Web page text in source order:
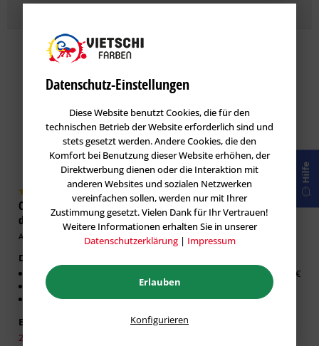
Caparol DecoLasur Matt -
dekorative Lasur-Technik
Artikel-Nr.: CAP-100532
Dekorative Lasur Innen
Matter Effekt
Diffusionsfähig
Für glatte Untergründe
Erhältlich in:
2,50 Liter:
GORI 33 Sensitiv-Lasur
Holzlasur
Artikel-Nr.: GOR-100019
26,63 €
Hilfe
Datenschutz-Einstellungen
Diese Website benutzt Cookies, die für den
technischen Betrieb der Website erforderlich sind und
stets gesetzt werden. Andere Cookies, die den
Komfort bei Benutzung dieser Website erhöhen, der
Direktwerbung dienen oder die Interaktion mit
anderen Websites und sozialen Netzwerken
vereinfachen sollen, werden nur mit Ihrer
Zustimmung gesetzt. Vielen Dank für Ihr Vertrauen!
Weitere Informationen erhalten Sie in unserer
Datenschutzerklärung| Impressum
Erlauben
Konfigurieren